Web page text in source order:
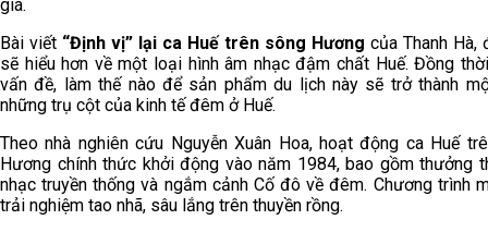
giá.
Bài viết “Định vị” lại ca Huế trên sông Hương của Thanh Hà,
sẽ hiểu hơn về một loại hình âm nhạc đậm chất Huế. Đồng
vấn đề, làm thế nào để sản phẩm du lịch này sẽ trở thành
những trụ cột của kinh tế đêm ở Huế.
Theo nhà nghiên cứu Nguyễn Xuân Hoa, hoạt động ca Huế
Hương chính thức khởi động vào năm 1984, bao gồm thưởng
nhạc truyền thống và ngắm cảnh Cố đô về đêm. Chương trình
trải nghiệm tao nhã, sâu lắng trên thuyền rồng.